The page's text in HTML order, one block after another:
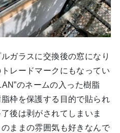
ガラスに交換後の窓になり
レードマークにもなってい
のネームの入った樹脂
枠を保護する目的で貼られ
後は剥がされてしまいま
ままの雰囲気も好きなんで